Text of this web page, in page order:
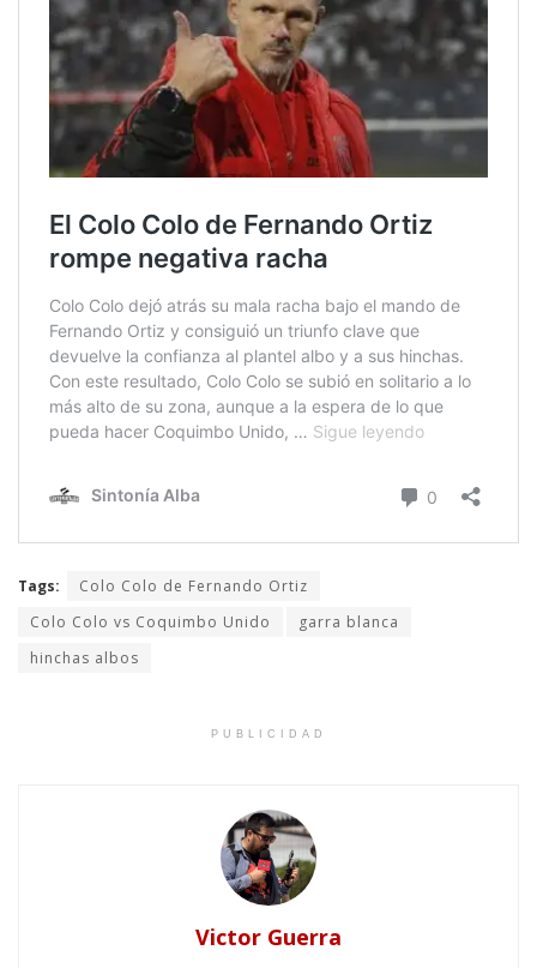
Tags:
Colo Colo de Fernando Ortiz
Colo Colo vs Coquimbo Unido
garra blanca
hinchas albos
PUBLICIDAD
Victor Guerra